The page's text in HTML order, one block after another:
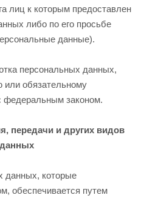
лиц к которым предоставлен
либо по его просьбе
данные).
персональных данных,
обязательному
федеральным законом.
передачи и других видов
данных, которые
обеспечивается путем